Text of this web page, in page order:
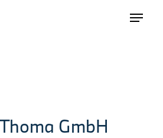
GmbH